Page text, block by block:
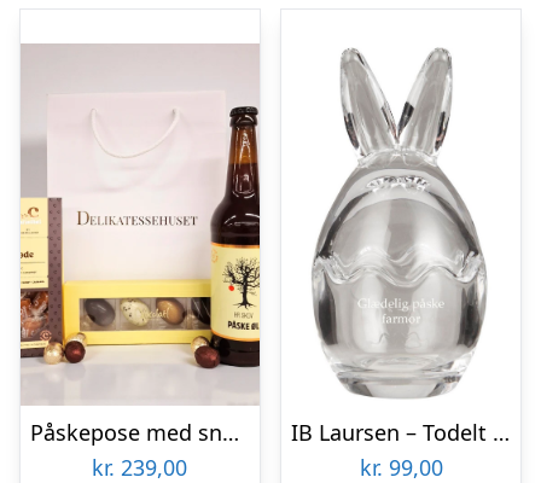
Påskepose med snacks og lækkerier
kr. 239,00
IB Laursen – Todelt glas påskeæg m/hareører
kr. 99,00